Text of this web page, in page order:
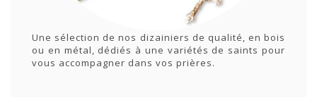
Une sélection de nos dizainiers de qualité, en bois
ou en métal, dédiés à une variétés de saints pour
vous accompagner dans vos prières.